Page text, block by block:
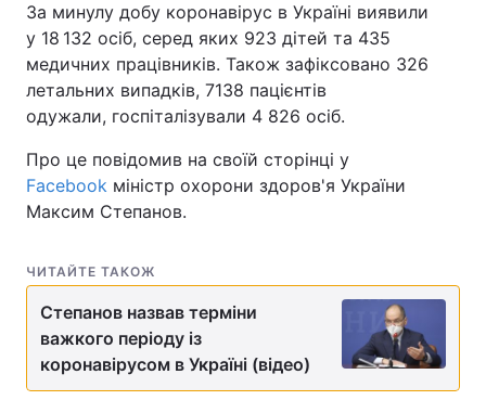
За минулу добу коронавірус в Україні виявили
у 18 132 осіб, серед яких 923 дітей та 435
медичних працівників. Також зафіксовано 326
летальних випадків, 7138 пацієнтів
одужали, госпіталізували 4 826 осіб.
Про це повідомив на своїй сторінці у
Facebook міністр охорони здоров'я України
Максим Степанов.
ЧИТАЙТЕ ТАКОЖ
Степанов назвав терміни
важкого періоду із
коронавірусом в Україні (відео)